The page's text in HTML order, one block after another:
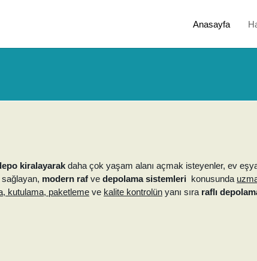
Anasayfa
kiralayarak daha çok yaşam alanı açmak isteyenler, ev
sağlayan, modern raf ve depolama sistemleri konusunda
kutulama, paketleme ve kalite kontrolün yanı sıra raflı